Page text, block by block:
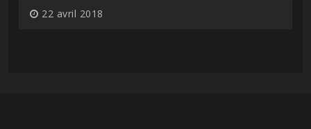
22 avril 2018